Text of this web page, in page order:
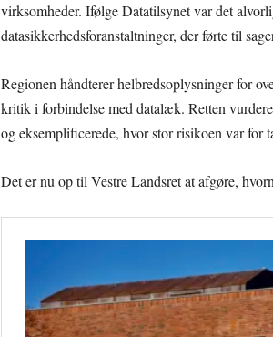
virksomheder. Ifølge Datatilsynet var det
datasikkerhedsforanstaltninger, der førte til
Regionen håndterer helbredsoplysninger for
kritik i forbindelse med datalæk. Retten
og eksemplificerede, hvor stor risikoen var for
Det er nu op til Vestre Landsret at afgøre,